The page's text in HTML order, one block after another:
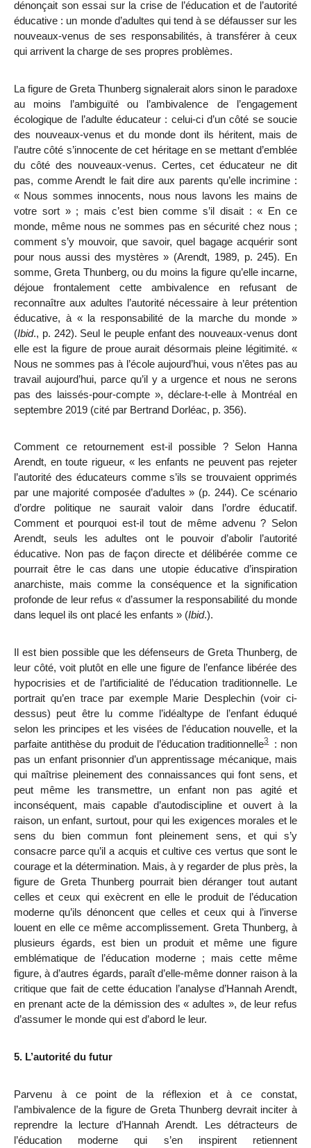
dénonçait son essai sur la crise de l’éducation et de l’autorité
éducative : un monde d’adultes qui tend à se défausser sur les
nouveaux-venus de ses responsabilités, à transférer à ceux
qui arrivent la charge de ses propres problèmes.
La figure de Greta Thunberg signalerait alors sinon le paradoxe
au moins l’ambiguïté ou l’ambivalence de l’engagement
écologique de l’adulte éducateur : celui-ci d’un côté se soucie
des nouveaux-venus et du monde dont ils héritent, mais de
l’autre côté s’innocente de cet héritage en se mettant d’emblée
du côté des nouveaux-venus. Certes, cet éducateur ne dit
pas, comme Arendt le fait dire aux parents qu’elle incrimine :
« Nous sommes innocents, nous nous lavons les mains de
votre sort » ; mais c’est bien comme s’il disait : « En ce
monde, même nous ne sommes pas en sécurité chez nous ;
comment s’y mouvoir, que savoir, quel bagage acquérir sont
pour nous aussi des mystères » (Arendt, 1989, p. 245). En
somme, Greta Thunberg, ou du moins la figure qu’elle incarne,
déjoue frontalement cette ambivalence en refusant de
reconnaître aux adultes l’autorité nécessaire à leur prétention
éducative, à « la responsabilité de la marche du monde »
(Ibid., p. 242). Seul le peuple enfant des nouveaux-venus dont
elle est la figure de proue aurait désormais pleine légitimité. «
Nous ne sommes pas à l’école aujourd’hui, vous n’êtes pas au
travail aujourd’hui, parce qu’il y a urgence et nous ne serons
pas des laissés-pour-compte », déclare-t-elle à Montréal en
septembre 2019 (cité par Bertrand Dorléac, p. 356).
Comment ce retournement est-il possible ? Selon Hanna
Arendt, en toute rigueur, « les enfants ne peuvent pas rejeter
l’autorité des éducateurs comme s’ils se trouvaient opprimés
par une majorité composée d’adultes » (p. 244). Ce scénario
d’ordre politique ne saurait valoir dans l’ordre éducatif.
Comment et pourquoi est-il tout de même advenu ? Selon
Arendt, seuls les adultes ont le pouvoir d’abolir l’autorité
éducative. Non pas de façon directe et délibérée comme ce
pourrait être le cas dans une utopie éducative d’inspiration
anarchiste, mais comme la conséquence et la signification
profonde de leur refus « d’assumer la responsabilité du monde
dans lequel ils ont placé les enfants » (Ibid.).
Il est bien possible que les défenseurs de Greta Thunberg, de
leur côté, voit plutôt en elle une figure de l’enfance libérée des
hypocrisies et de l’artificialité de l’éducation traditionnelle. Le
portrait qu’en trace par exemple Marie Desplechin (voir ci-
dessus) peut être lu comme l’idéaltype de l’enfant éduqué
selon les principes et les visées de l’éducation nouvelle, et la
parfaite antithèse du produit de l’éducation traditionnelle3
: non
pas un enfant prisonnier d’un apprentissage mécanique, mais
qui maîtrise pleinement des connaissances qui font sens, et
peut même les transmettre, un enfant non pas agité et
inconséquent, mais capable d’autodiscipline et ouvert à la
raison, un enfant, surtout, pour qui les exigences morales et le
sens du bien commun font pleinement sens, et qui s’y
consacre parce qu’il a acquis et cultive ces vertus que sont le
courage et la détermination. Mais, à y regarder de plus près, la
figure de Greta Thunberg pourrait bien déranger tout autant
celles et ceux qui exècrent en elle le produit de l’éducation
moderne qu’ils dénoncent que celles et ceux qui à l’inverse
louent en elle ce même accomplissement. Greta Thunberg, à
plusieurs égards, est bien un produit et même une figure
emblématique de l’éducation moderne ; mais cette même
figure, à d’autres égards, paraît d’elle-même donner raison à la
critique que fait de cette éducation l’analyse d’Hannah Arendt,
en prenant acte de la démission des « adultes », de leur refus
d’assumer le monde qui est d’abord le leur.
5. L’autorité du futur
Parvenu à ce point de la réflexion et à ce constat,
l’ambivalence de la figure de Greta Thunberg devrait inciter à
reprendre la lecture d’Hannah Arendt. Les détracteurs de
l’éducation moderne qui s’en inspirent retiennent